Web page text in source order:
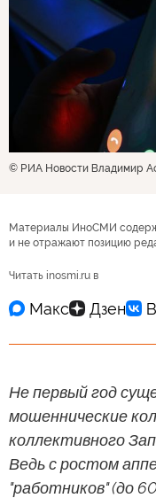
© РИА Новости Владимир
Материалы ИноСМИ
и не отражают позицию
Читать inosmi.ru в
Не первый год
мошеннические
коллективного
Ведь с ростом
"работников" (до